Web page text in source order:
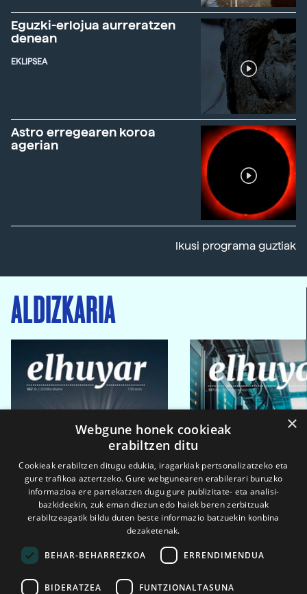
Eguzki-erlojua aurreratzen
denean
EKLIPSEA
Astro erregearen koroa
agerian
Ikusi programa guztiak
ALDIZKARIA
2026ko eka. 1a 2026ko mar. 1a
×
Webgune honek cookieak
erabiltzen ditu
Cookieak erabiltzen ditugu edukia, iragarkiak pertsonalizatzeko eta
gure trafikoa aztertzeko. Gure webgunearen erabilerari buruzko
informazioa ere partekatzen dugu gure publizitate- eta analisi-
bazkideekin, zuk eman diezun edo haiek beren zerbitzuak
erabiltzeagatik bildu duten beste informazio batzuekin konbina
dezaketenak.
BEHAR-BEHARREZKOA ERRENDIMENDUA
BIDERATZEA FUNTZIONALTASUNA